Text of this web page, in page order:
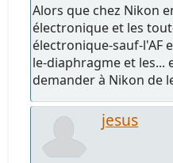
Alors que chez Nikon
électronique et les
électronique-sauf-l'AF
le-diaphragme et les...
demander à Nikon de
jesus